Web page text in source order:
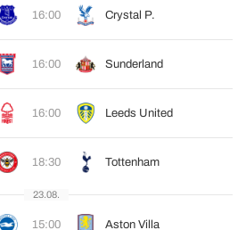
16:00 Crystal P.
16:00 Sunderland
16:00 Leeds United
18:30 Tottenham
23.08.
15:00 Aston Villa